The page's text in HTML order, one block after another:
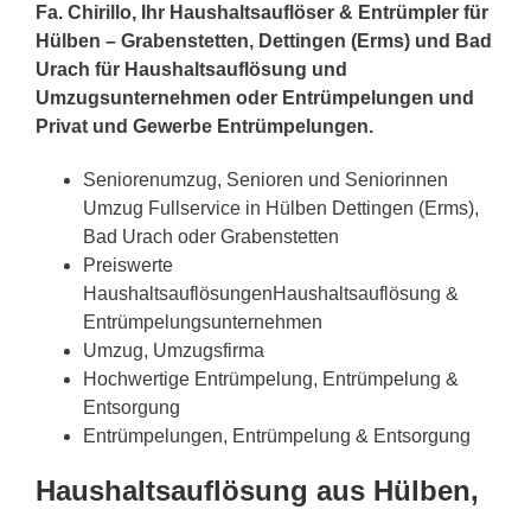
Fa. Chirillo, Ihr Haushaltsauflöser & Entrümpler für
Hülben – Grabenstetten, Dettingen (Erms) und Bad
Urach für Haushaltsauflösung und
Umzugsunternehmen oder Entrümpelungen und
Privat und Gewerbe Entrümpelungen.
Seniorenumzug, Senioren und Seniorinnen
Umzug Fullservice in Hülben Dettingen (Erms),
Bad Urach oder Grabenstetten
Preiswerte
HaushaltsauflösungenHaushaltsauflösung &
Entrümpelungsunternehmen
Umzug, Umzugsfirma
Hochwertige Entrümpelung, Entrümpelung &
Entsorgung
Entrümpelungen, Entrümpelung & Entsorgung
Haushaltsauflösung aus Hülben,